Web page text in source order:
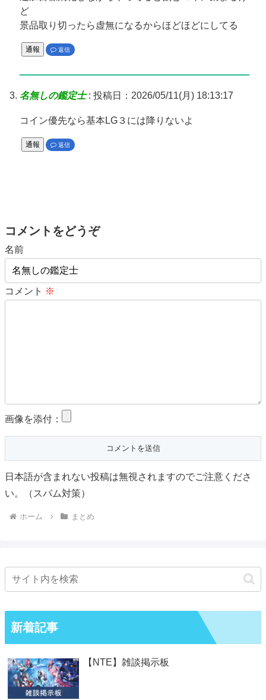
ど
景品取り切ったら虚無になるからほどほどにしてる
通報 返信
名無しの鑑定士: 投稿日：2026/05/11(月) 18:13:17
コイン優先なら基本LG３には降りないよ
通報 返信
コメントをどうぞ
名前
コメント ※
画像を添付：
日本語が含まれない投稿は無視されますのでご注意くださ
い。（スパム対策）
ホーム まとめ
新着記事
【NTE】雑談掲示板